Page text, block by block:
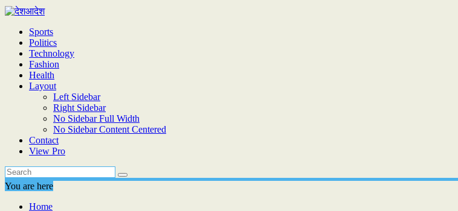
Sports
Politics
Technology
Fashion
Health
Layout
Left Sidebar
Right Sidebar
No Sidebar Full Width
No Sidebar Content Centered
Contact
View Pro
You are here
Home